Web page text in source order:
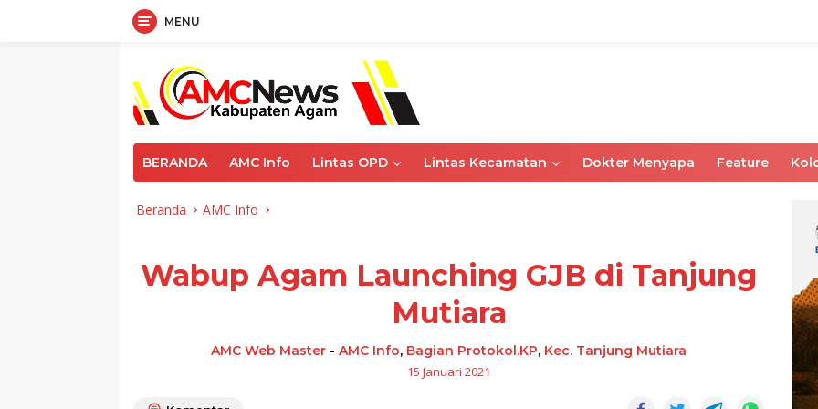
MENU
BERANDA AMC Info Lintas OPD Lintas Kecamatan Dokter Menyapa Feature
Beranda AMC Info
Wabup Agam Launching GJB di Tanjung
Mutiara
AMC Web Master -AMC Info, Bagian Protokol.KP, Kec. Tanjung Mutiara
15 Januari 2021